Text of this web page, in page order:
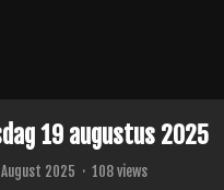
19 augustus 2025
2025 · 108views